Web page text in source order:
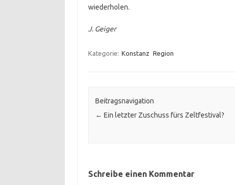
wiederholen.
J. Geiger
Kategorie: Konstanz Region
Beitragsnavigation
← Ein letzter Zuschuss fürs Zeltfestival?
Schreibe einen Kommentar